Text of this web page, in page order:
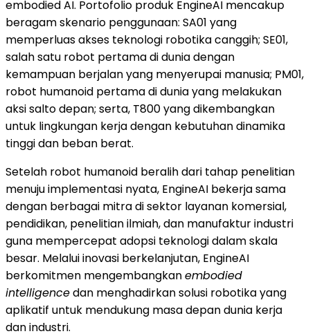
embodied AI. Portofolio produk EngineAI mencakup
beragam skenario penggunaan: SA01 yang
memperluas akses teknologi robotika canggih; SE01,
salah satu robot pertama di dunia dengan
kemampuan berjalan yang menyerupai manusia; PM01,
robot humanoid pertama di dunia yang melakukan
aksi salto depan; serta, T800 yang dikembangkan
untuk lingkungan kerja dengan kebutuhan dinamika
tinggi dan beban berat.
Setelah robot humanoid beralih dari tahap penelitian
menuju implementasi nyata, EngineAI bekerja sama
dengan berbagai mitra di sektor layanan komersial,
pendidikan, penelitian ilmiah, dan manufaktur industri
guna mempercepat adopsi teknologi dalam skala
besar. Melalui inovasi berkelanjutan, EngineAI
berkomitmen mengembangkanembodied
intelligencedan menghadirkan solusi robotika yang
aplikatif untuk mendukung masa depan dunia kerja
dan industri.